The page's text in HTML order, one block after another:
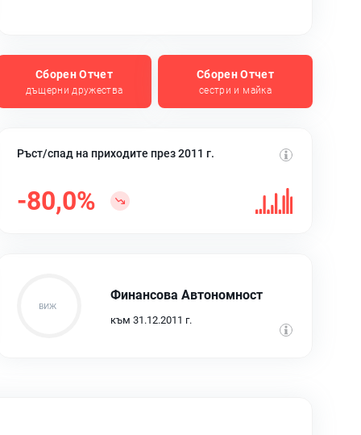
Сборен Отчет
дъщерни дружества
Сборен Отчет
сестри и майка
Ръст/спад на приходите през 2011 г.
-80,0%
Финансова Автономност
към 31.12.2011 г.